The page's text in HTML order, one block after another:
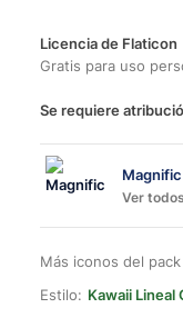
Licencia de Flaticon
Gratis para uso
Se requiere
Magnific
Ver
Más iconos del pack
Estilo: Kawaii Lineal